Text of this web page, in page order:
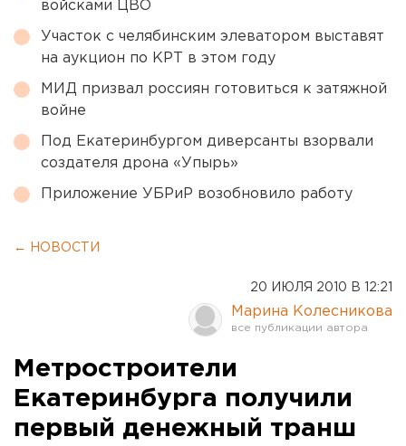
войсками ЦВО
Участок с челябинским элеватором выставят
на аукцион по КРТ в этом году
МИД призвал россиян готовиться к затяжной
войне
Под Екатеринбургом диверсанты взорвали
создателя дрона «Упырь»
Приложение УБРиР возобновило работу
← НОВОСТИ
20 ИЮЛЯ 2010 В 12:21
Марина Колесникова
Метростроители
Екатеринбурга получили
первый денежный транш